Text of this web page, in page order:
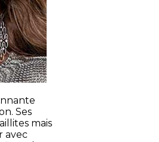
Ses
mais
avec